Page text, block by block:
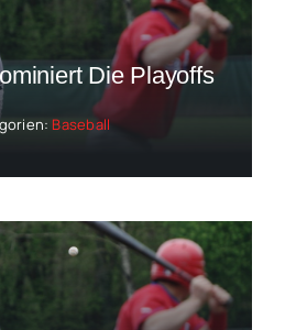
Die Playoffs
Baseball